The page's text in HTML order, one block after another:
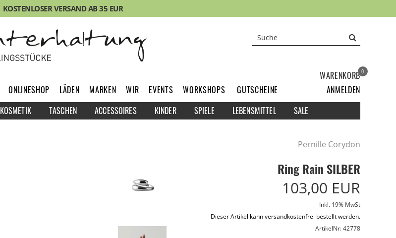
KOSTENLOSER VERSAND AB 35 EUR
KOSMETIK TASCHEN ACCESSOIRES KINDER SPIELE LEBENSMITTEL SALE
ONLINESHOP LÄDEN MARKEN WIR EVENTS WORKSHOPS GUTSCHEINE
WARENKORB0
ANMELDEN
Pernille Corydon
Ring Rain SILBER
103,00 EUR
Inkl. 19% MwSt
Dieser Artikel kann versandkostenfrei bestellt werden.
ArtikelNr: 42778